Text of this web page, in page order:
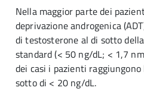
Nella maggior parte dei
deprivazione androgenica
di testosterone al di sotto
standard (< 50 ng/dL; < 1,7
dei casi i pazienti
sotto di < 20 ng/dL.